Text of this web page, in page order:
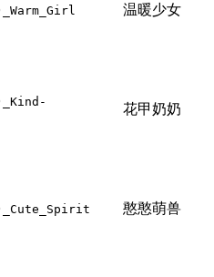
温暖少女
花甲奶奶
憨憨萌兽